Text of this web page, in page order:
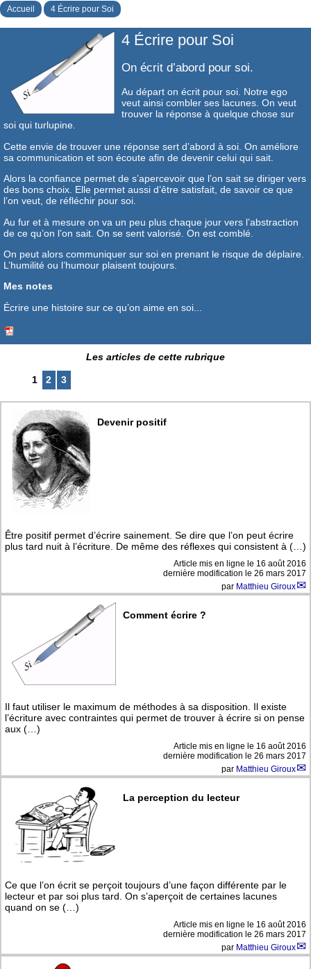
Accueil 4 Écrire pour Soi
4 Écrire pour Soi
On écrit d’abord pour soi.
Au départ on écrit pour soi. Notre ego
veut ainsi combler ses lacunes. On veut
trouver la réponse à quelque chose sur
soi qui turlupine.
Cette envie de trouver une réponse sert d’abord à soi. On améliore
sa communication et son écoute afin de devenir celui qui sait.
Alors la confiance permet de s’apercevoir que l’on sait se diriger vers
des bons choix. Elle permet aussi d’être satisfait, de savoir ce que
l’on veut, de réfléchir pour soi.
Au fur et à mesure on va un peu plus chaque jour vers l’abstraction
de ce qu’on l’on sait. On se sent valorisé. On est comblé.
On peut alors communiquer sur soi en prenant le risque de déplaire.
L’humilité ou l’humour plaisent toujours.
Mes notes
Écrire une histoire sur ce qu’on aime en soi...
Les articles de cette rubrique
1 2 3
Devenir positif
Être positif permet d’écrire sainement. Se dire que l’on peut écrire
plus tard nuit à l’écriture. De même des réflexes qui consistent à (…)
Article mis en ligne le 16 août 2016
dernière modification le 26 mars 2017
par Matthieu Giroux
Comment écrire ?
Il faut utiliser le maximum de méthodes à sa disposition. Il existe
l’écriture avec contraintes qui permet de trouver à écrire si on pense
aux (…)
Article mis en ligne le 16 août 2016
dernière modification le 26 mars 2017
par Matthieu Giroux
La perception du lecteur
Ce que l’on écrit se perçoit toujours d’une façon différente par le
lecteur et par soi plus tard. On s’aperçoit de certaines lacunes
quand on se (…)
Article mis en ligne le 16 août 2016
dernière modification le 26 mars 2017
par Matthieu Giroux